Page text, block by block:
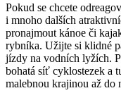
Pokud se chcete
i mnoho dalších
pronajmout kánoe či
rybníka. Užijte si klidné
jízdy na vodních lyžích.
bohatá síť cyklostezek a
malebnou krajinou až do